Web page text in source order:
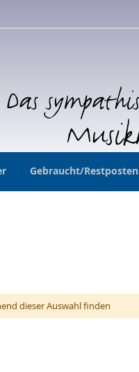
Gebraucht/Restposten
dieser Auswahl finden